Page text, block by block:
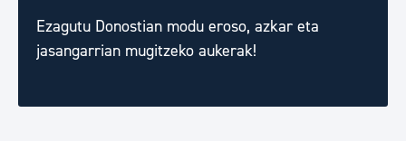
Ezagutu Donostian modu eroso, azkar eta
jasangarrian mugitzeko aukerak!